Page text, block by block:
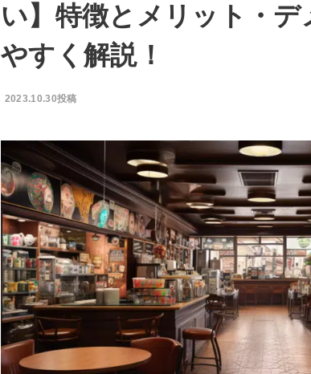
い】特徴とメリット・デ
やすく解説！
2023.10.30投稿